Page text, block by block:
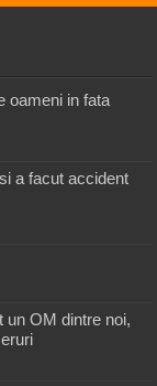
oameni in fata
a facut accident
un OM dintre noi,